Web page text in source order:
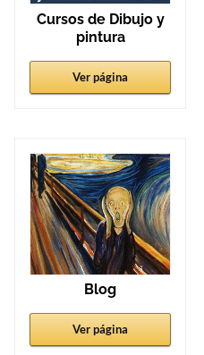
Cursos de Dibujo y
pintura
Ver página
Blog
Ver página